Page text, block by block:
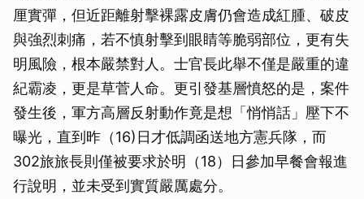
厘實彈，但近距離射擊裸露皮膚仍會造成紅腫、破皮
與強烈刺痛，若不慎射擊到眼睛等脆弱部位，更有失
明風險，根本嚴禁對人。士官長此舉不僅是嚴重的違
紀霸凌，更是草菅人命。更引發基層憤怒的是，案件
發生後，軍方高層反射動作竟是想「悄悄話」壓下不
曝光，直到昨（16)日才低調函送地方憲兵隊，而
302旅旅長則僅被要求於明（18）日參加早餐會報進
行說明，並未受到實質嚴厲處分。